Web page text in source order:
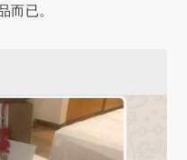
已。